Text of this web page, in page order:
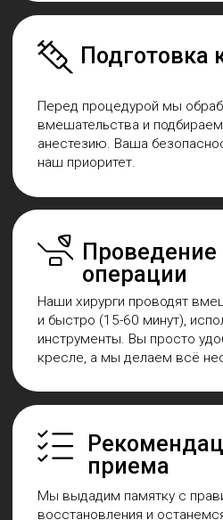
Ydent22@outlook.com
СБ-ВС: 10:00-16:00